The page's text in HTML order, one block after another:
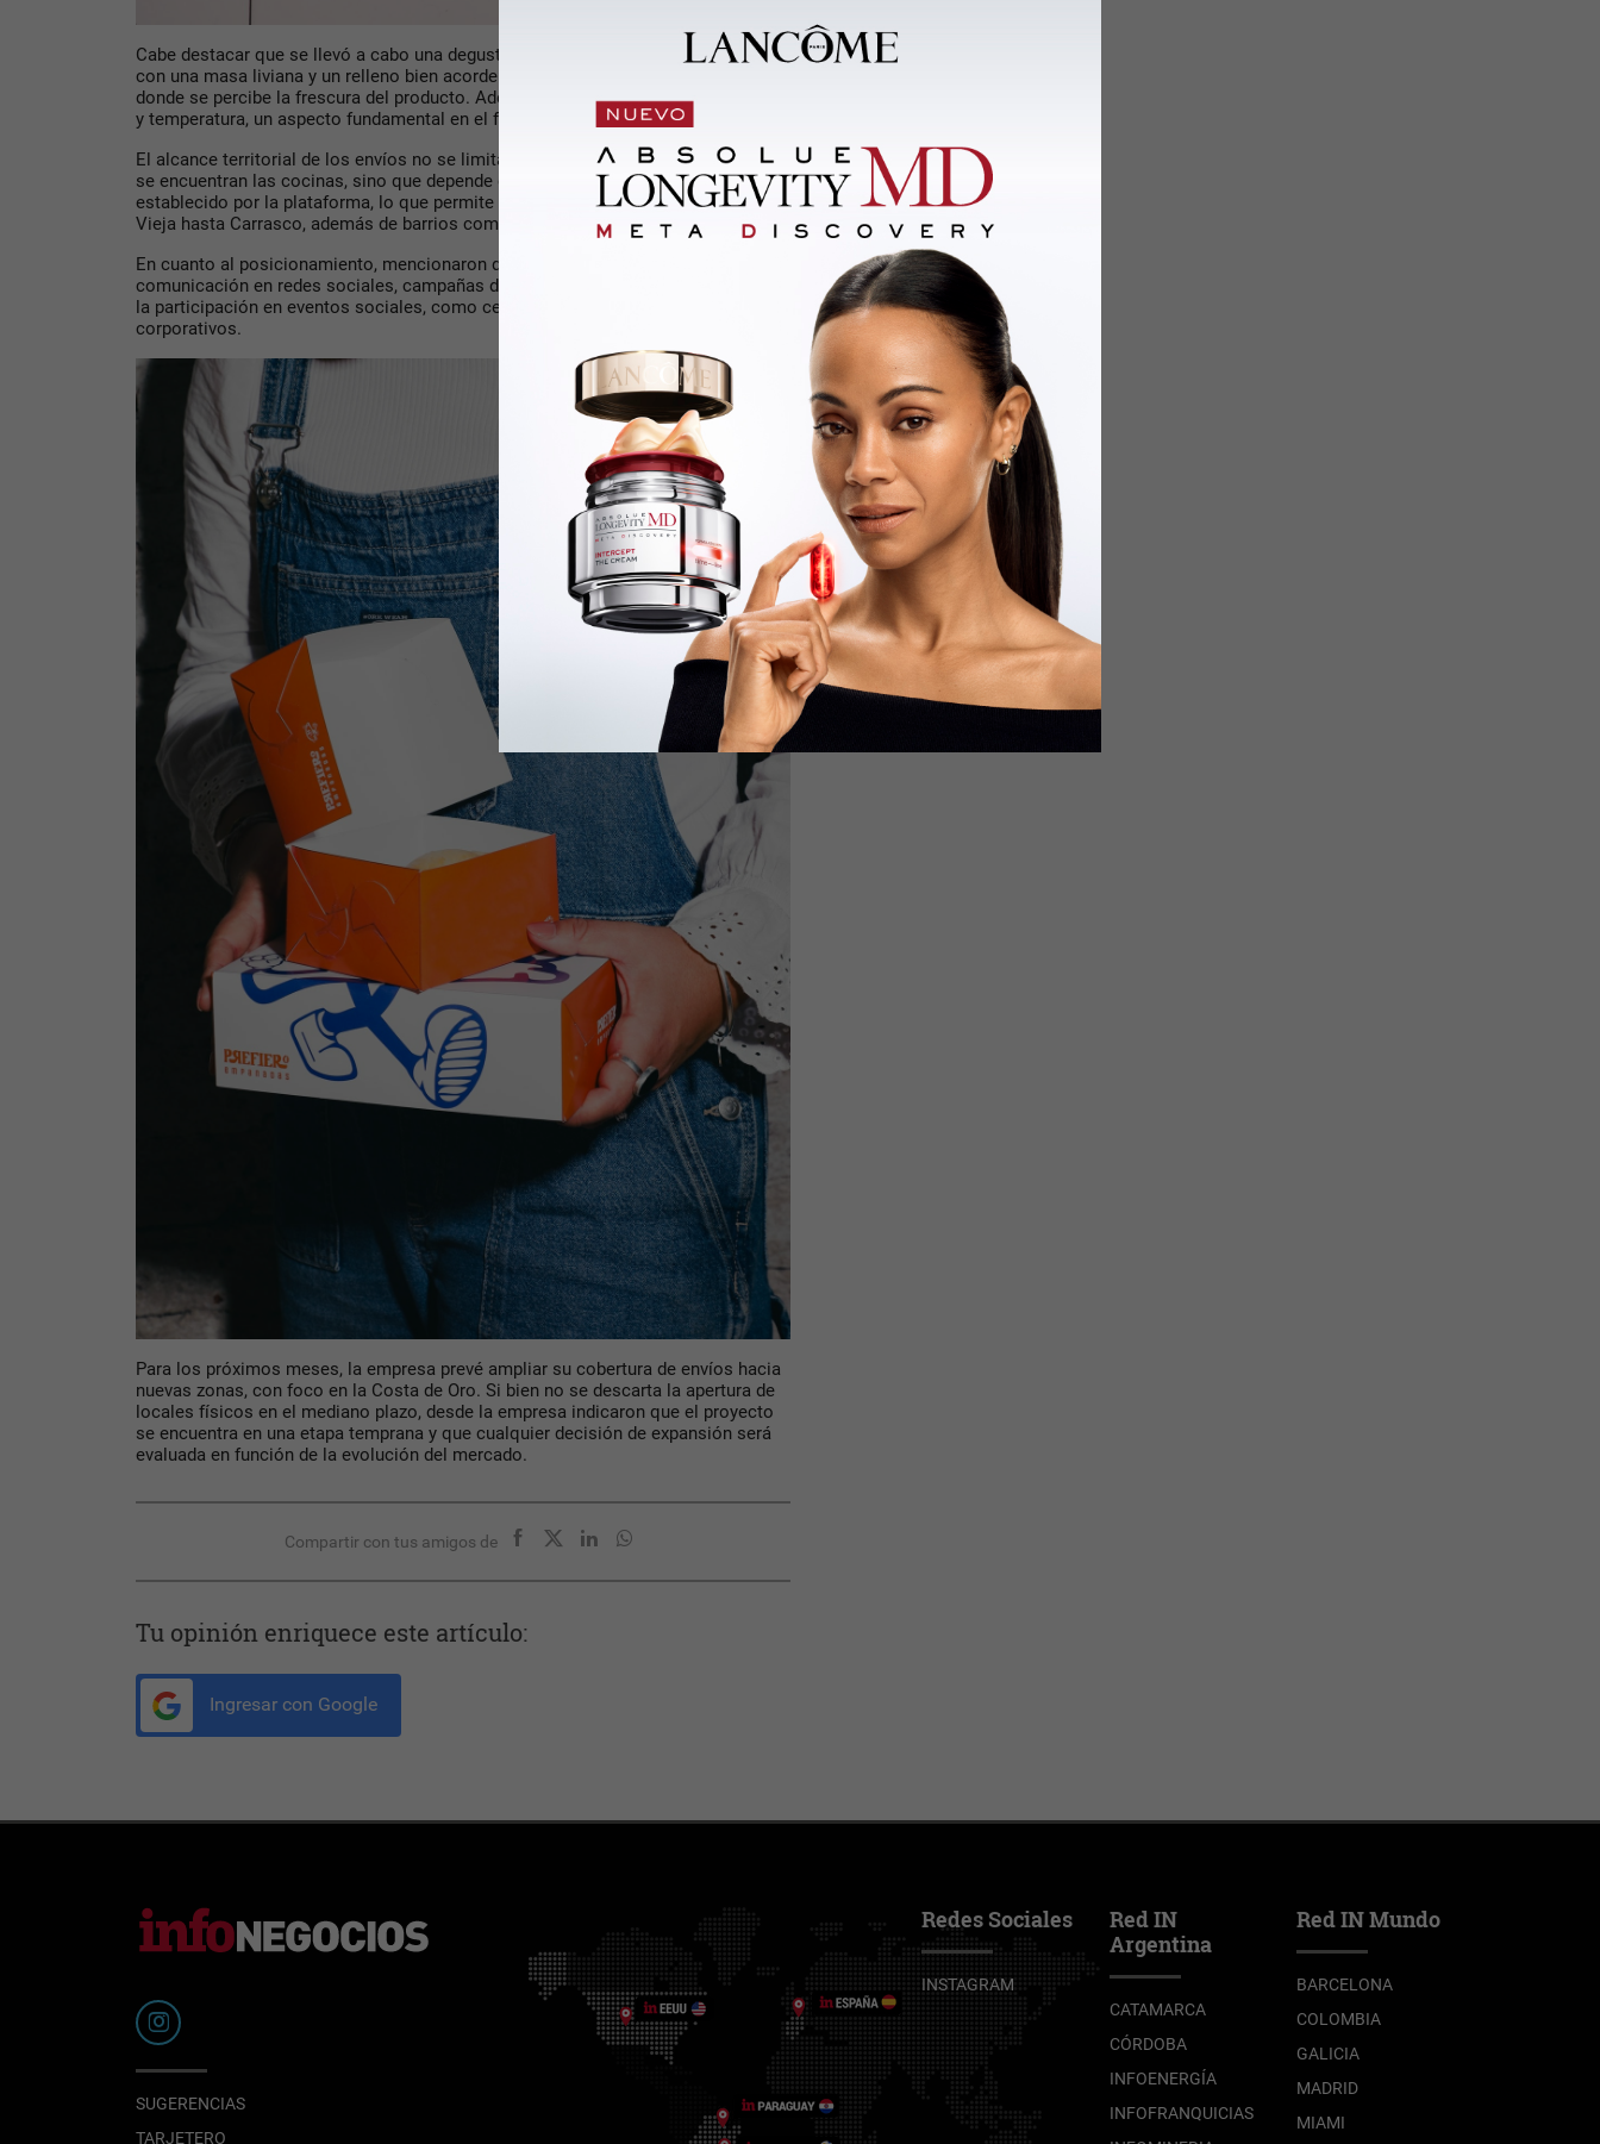
Cabe destacar que se llevó a cabo una degustación y las empanadas se presentan
con una masa liviana y un relleno bien acorde al tamaño, con sabores definidos,
donde se percibe la frescura del producto. Además, mantienen una óptima textura
y temperatura, un aspecto fundamental en el formato delivery.
El alcance territorial de los envíos no se limita estrictamente a los barrios donde
se encuentran las cocinas, sino que depende del tiempo máximo de entrega
establecido por la plataforma, lo que permite cubrir áreas que van desdeCiudad
Vieja hasta Carrasco, además de barrios como
En cuanto al posicionamiento, mencionaron que la marca se apoya en la
comunicación en redes sociales, campañas dentro de la plataforma de delivery y
la participación en eventos sociales, como celebraciones privadas y encuentros
corporativos.
Para los próximos meses, la empresa prevé ampliar su cobertura de envíos hacia
nuevas zonas, con foco en la Costa de Oro. Si bien no se descarta la apertura de
locales físicos en el mediano plazo, desde la empresa indicaron que el proyecto
se encuentra en una etapa temprana y que cualquier decisión de expansión será
evaluada en función de la evolución del mercado.
Compartir con tus amigos de
Tu opinión enriquece este artículo:
Ingresar con Google
SUGERENCIAS
TARJETERO
Redes Sociales
INSTAGRAM
Red IN
Argentina
CATAMARCA
CÓRDOBA
INFOENERGÍA
INFOFRANQUICIAS
Red IN Mundo
BARCELONA
COLOMBIA
GALICIA
MADRID
MIAMI